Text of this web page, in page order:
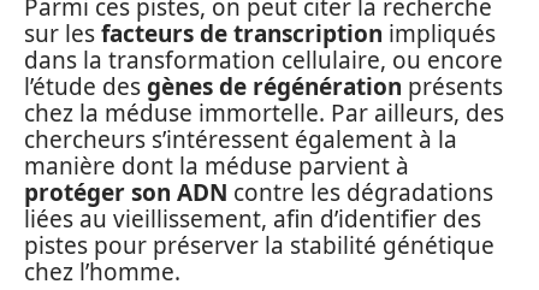
Parmi ces pistes, on peut citer la recherche
sur lesfacteurs de transcription impliqués
dans la transformation cellulaire, ou encore
l’étude desgènes de régénération présents
chez la méduse immortelle. Par ailleurs, des
chercheurs s’intéressent également à la
manière dont la méduse parvient à
protéger son ADN contre les dégradations
liées au vieillissement, afin d’identifier des
pistes pour préserver la stabilité génétique
chez l’homme.